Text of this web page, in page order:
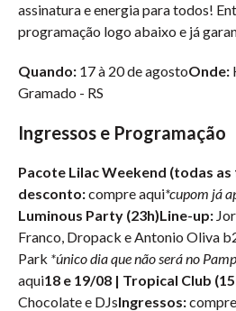
assinatura e energia para todos!
programação logo abaixo e já
Quando: 17 à 20 de agostoOnde:
Gramado - RS
Ingressos e Programação
Pacote Lilac Weekend (todas
desconto:compre aqui*cupom já
Luminous Party (23h)Line-up:
Franco, Dropack e Antonio Oliva
Park *único dia que não será no
aqui18 e 19/08 | Tropical Club
Chocolate e DJsIngressos: